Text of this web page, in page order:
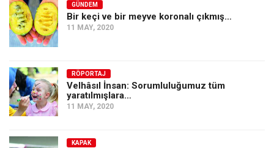
Asya
Amerika
Avustralya
Tarih
Düşünce
GÜNDEM
Bir keçi ve bir meyve koronalı çıkmış…
11 MAY, 2020
RÖPORTAJ
Velhâsıl İnsan: Sorumluluğumuz tüm
yaratılmışlara…
11 MAY, 2020
KAPAK